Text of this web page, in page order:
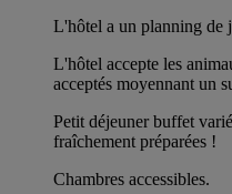
L'hôtel a un planning de
L'hôtel accepte les
acceptés moyennant un
Petit déjeuner buffet
fraîchement préparées !
Chambres accessibles.